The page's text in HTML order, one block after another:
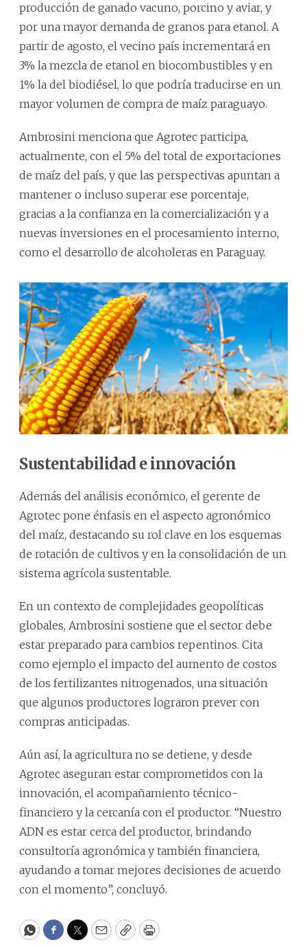
producción de ganado vacuno, porcino y aviar, y
por una mayor demanda de granos para etanol. A
partir de agosto, el vecino país incrementará en
3% la mezcla de etanol en biocombustibles y en
1% la del biodiésel, lo que podría traducirse en un
mayor volumen de compra de maíz paraguayo.
Ambrosini menciona que Agrotec participa,
actualmente, con el 5% del total de exportaciones
de maíz del país, y que las perspectivas apuntan a
mantener o incluso superar ese porcentaje,
gracias a la confianza en la comercialización y a
nuevas inversiones en el procesamiento interno,
como el desarrollo de alcoholeras en Paraguay.
Sustentabilidad e innovación
Además del análisis económico, el gerente de
Agrotec pone énfasis en el aspecto agronómico
del maíz, destacando su rol clave en los esquemas
de rotación de cultivos y en la consolidación de un
sistema agrícola sustentable.
En un contexto de complejidades geopolíticas
globales, Ambrosini sostiene que el sector debe
estar preparado para cambios repentinos. Cita
como ejemplo el impacto del aumento de costos
de los fertilizantes nitrogenados, una situación
que algunos productores lograron prever con
compras anticipadas.
Aún así, la agricultura no se detiene, y desde
Agrotec aseguran estar comprometidos con la
innovación, el acompañamiento técnico-
financiero y la cercanía con el productor. “Nuestro
ADN es estar cerca del productor, brindando
consultoría agronómica y también financiera,
ayudando a tomar mejores decisiones de acuerdo
con el momento”, concluyó.
WhatsApp
Facebook
Twitter
EmailCopyPrint